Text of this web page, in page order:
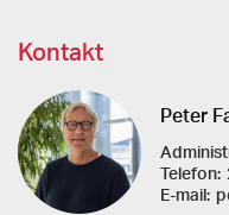
Kontakt
Peter
Telefon:
E-mail: